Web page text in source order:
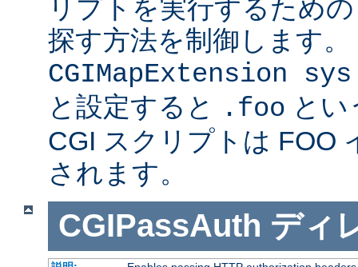
リプトを実行するため
探す方法を制御します
CGIMapExtension
と設定すると
.foo と
CGI スクリプトは FOO
されます。
CGIPassAuth ディ